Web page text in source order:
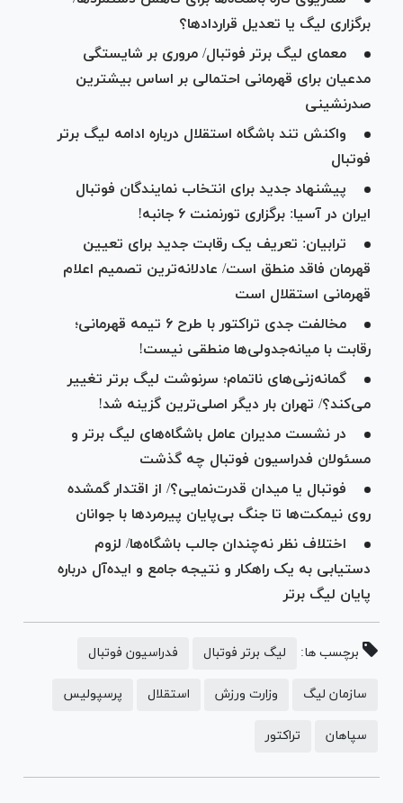
برگزاری لیگ یا تعدیل قراردادها؟
معمای لیگ برتر فوتبال/ مروری بر شایستگی
مدعیان برای قهرمانی احتمالی بر اساس بیشترین
صدرنشینی
واکنش تند باشگاه استقلال درباره ادامه لیگ برتر
فوتبال
پیشنهاد جدید برای انتخاب نمایندگان فوتبال
ایران در آسیا: برگزاری تورنمنت ۶ جانبه!
ترابیان: تعریف یک رقابت جدید برای تعیین
قهرمان فاقد منطق است/ عادلانه‌ترین تصمیم اعلام
قهرمانی استقلال است
مخالفت جدی تراکتور با طرح ۶ تیمه قهرمانی؛
رقابت با میانه‌جدولی‌ها منطقی نیست!
گمانه‌زنی‌های ناتمام؛ سرنوشت لیگ برتر تغییر
می‌کند؟/ تهران بار دیگر اصلی‌ترین گزینه شد!
در نشست مدیران عامل باشگاه‌های لیگ برتر و
مسئولان فدراسیون فوتبال چه گذشت
فوتبال یا میدان قدرت‌نمایی؟/ از اقتدار گمشده
روی نیمکت‌ها تا جنگ بی‌پایان پیرمرد‌ها با جوانان
اختلاف نظر نه‌چندان جالب باشگاه‌ها/ لزوم
دستیابی به یک راهکار و نتیجه جامع و ایده‌آل درباره
پایان لیگ برتر
برچسب ها: لیگ برتر فوتبال فدراسیون فوتبال
سازمان لیگ وزارت ورزش استقلال پرسپولیس
سپاهان تراکتور